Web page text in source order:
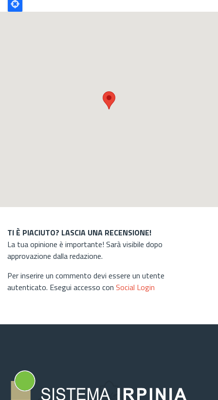
GEO
TI È PIACIUTO? LASCIA UNA RECENSIONE!
La tua opinione è importante! Sarà visibile dopo
approvazione dalla redazione.
Per inserire un commento devi essere un utente
autenticato. Esegui accesso con Social Login